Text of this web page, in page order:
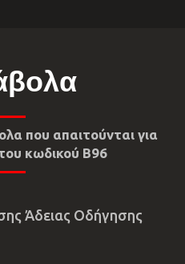
που απαιτούνται για
κωδικού Β96
Άδειας Οδήγησης